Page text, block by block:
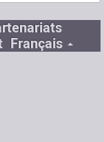
Français